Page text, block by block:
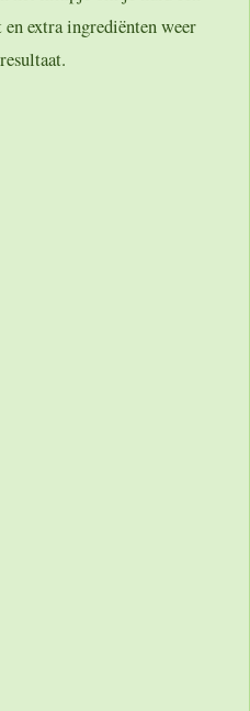
extra ingrediënten weer